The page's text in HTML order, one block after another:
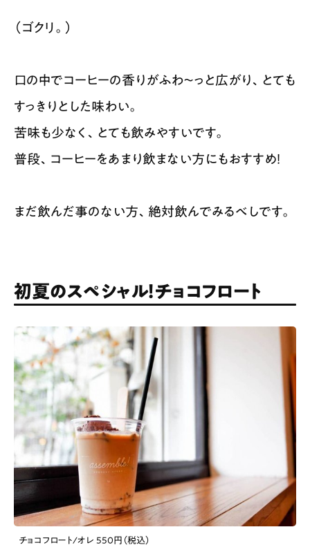
（ゴクリ。）
口の中でコーヒーの香りがふわ〜っと広がり、とても
すっきりとした味わい。
苦味も少なく、とても飲みやすいです。
普段、コーヒーをあまり飲まない方にもおすすめ！
まだ飲んだ事のない方、絶対飲んでみるべしです。
初夏のスペシャル！チョコフロート
チョコフロート/オレ 550円（税込）